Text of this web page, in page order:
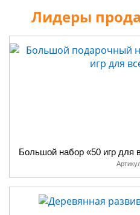
Лидеры
Большой набор «50 игр для